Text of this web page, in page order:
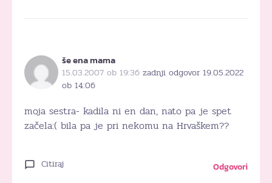
še ena mama
15.03.2007 ob 19:36 zadnji odgovor 19.05.2022
ob 14:06
moja sestra- kadila ni en dan, nato pa je spet
začela:( bila pa je pri nekomu na Hrvaškem??
Citiraj Odgovori